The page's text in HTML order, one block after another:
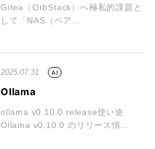
Gitea（OrbStack）へ極私的課題と
して「NAS（ベア...
2025.07.31 AI
Ollama
ollama v0.10.0 release使い途
Ollama v0.10.0 のリリース情...